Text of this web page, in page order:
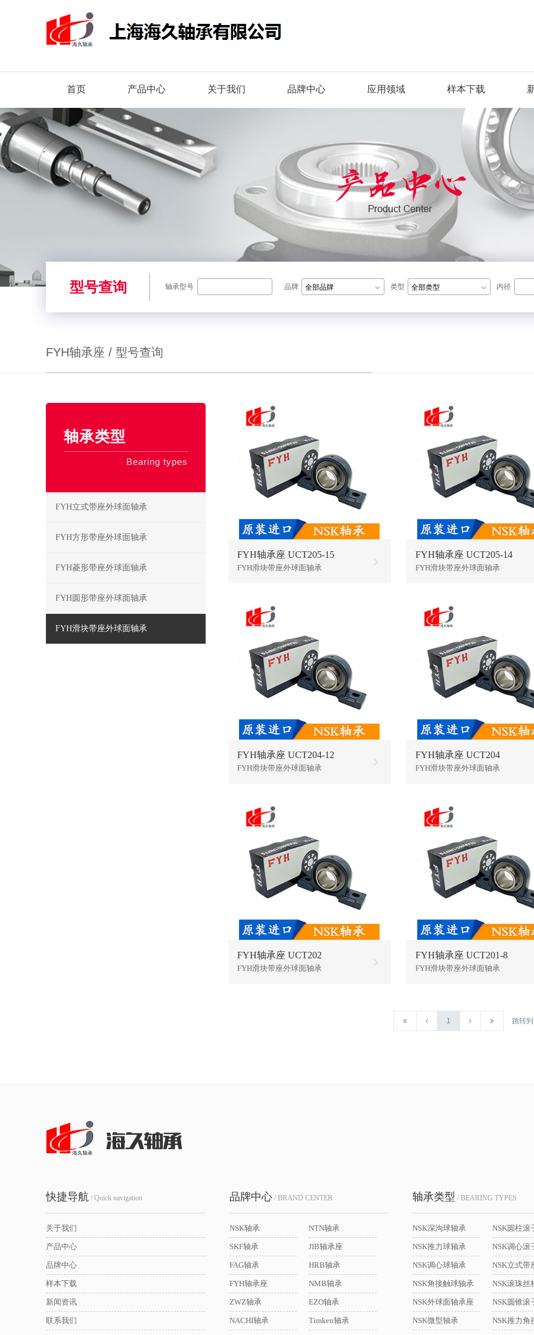
首页 产品中心 关于我们 品牌中心 应用领域 样本下载
型号查询 轴承型号 品牌 全部品牌 类型 全部类型 内径
FYH轴承座 / 型号查询
FYH轴承座 UCT205-15
FYH滑块带座外球面轴承
FYH轴承座 UCT205-14
FYH滑块带座外球面轴承
FYH轴承座 UCT204-12
FYH滑块带座外球面轴承
FYH轴承座 UCT204
FYH滑块带座外球面轴承
FYH轴承座 UCT202
FYH滑块带座外球面轴承
FYH轴承座 UCT201-8
FYH滑块带座外球面轴承
1 跳转
轴承类型
Bearing types
FYH立式带座外球面轴承
FYH方形带座外球面轴承
FYH菱形带座外球面轴承
FYH圆形带座外球面轴承
FYH滑块带座外球面轴承
快捷导航 / Quick navigation
关于我们
产品中心
品牌中心
样本下载
新闻资讯
联系我们
品牌中心/ BRAND CENTER
NSK轴承 NTN轴承
SKF轴承 JIB轴承座
FAG轴承 HRB轴承
FYH轴承座 NMB轴承
ZWZ轴承 EZO轴承
NACHI轴承 Timken轴承
轴承类型 / BEARING TYPES
NSK深沟球轴承 NSK圆柱滚
NSK推力球轴承 NSK调心滚
NSK调心球轴承
NSK角接触球轴承 NSK滚珠丝
NSK外球面轴承座 NSK圆锥滚
NSK微型轴承